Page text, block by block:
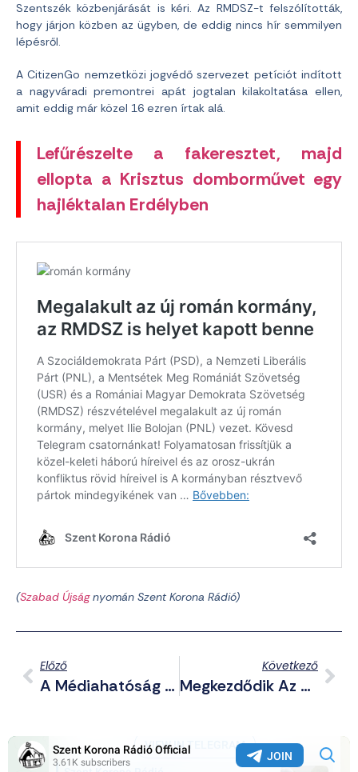
Szentszék közbenjárását is kéri. Az RMDSZ-t felszólították,
hogy járjon közben az ügyben, de eddig nincs hír semmilyen
lépésről.
A CitizenGo nemzetközi jogvédő szervezet petíciót indított
a nagyváradi premontrei apát jogtalan kilakoltatása ellen,
amit eddig már közel 16 ezren írtak alá.
Lefűrészelte a fakeresztet, majd
ellopta a Krisztus domborművet egy
hajléktalan Erdélyben
(Szabad Újságnyomán Szent Korona Rádió)
Előző
A Médiahatóság Nem Foglalkozik A Magyar Gyerekeknek Vetített Leszbikus Vakondesküvővel
Következő
Megkezdődik Az Adaptive Hussars 2025 Hadgyakorlat